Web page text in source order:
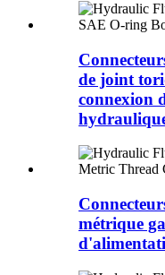
de joint
connexion
métrique